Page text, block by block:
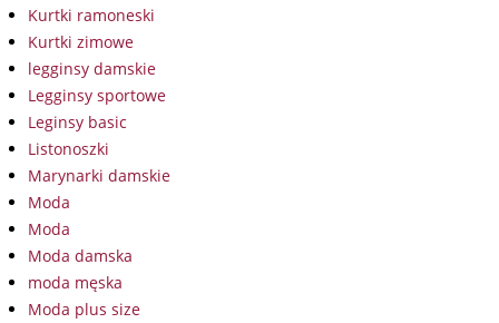
Kurtki ramoneski
Kurtki zimowe
legginsy damskie
Legginsy sportowe
Leginsy basic
Listonoszki
Marynarki damskie
Moda
Moda
Moda damska
moda męska
Moda plus size